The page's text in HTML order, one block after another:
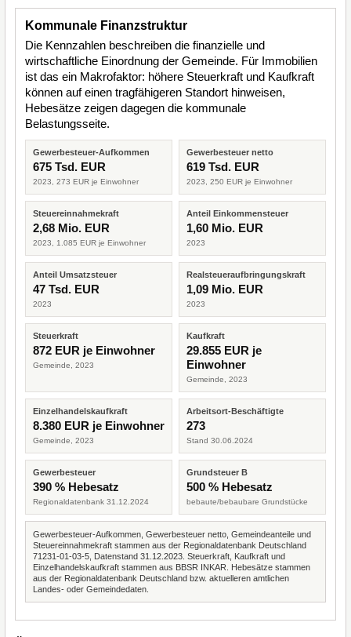
Kommunale Finanzstruktur
Die Kennzahlen beschreiben die finanzielle und
wirtschaftliche Einordnung der Gemeinde. Für Immobilien
ist das ein Makrofaktor: höhere Steuerkraft und Kaufkraft
können auf einen tragfähigeren Standort hinweisen,
Hebesätze zeigen dagegen die kommunale
Belastungsseite.
Gewerbesteuer-Aufkommen
675 Tsd. EUR
2023, 273 EUR je Einwohner
Gewerbesteuer netto
619 Tsd. EUR
2023, 250 EUR je Einwohner
Steuereinnahmekraft
2,68 Mio. EUR
2023, 1.085 EUR je Einwohner
Anteil Einkommensteuer
1,60 Mio. EUR
2023
Anteil Umsatzsteuer
47 Tsd. EUR
2023
Realsteueraufbringungskraft
1,09 Mio. EUR
2023
Steuerkraft
872 EUR je Einwohner
Gemeinde, 2023
Kaufkraft
29.855 EUR je
Einwohner
Gemeinde, 2023
Einzelhandelskaufkraft
8.380 EUR je Einwohner
Gemeinde, 2023
Arbeitsort-Beschäftigte
273
Stand 30.06.2024
Gewerbesteuer
390 % Hebesatz
Regionaldatenbank 31.12.2024
Grundsteuer B
500 % Hebesatz
bebaute/bebaubare Grundstücke
Gewerbesteuer-Aufkommen, Gewerbesteuer netto, Gemeindeanteile und
Steuereinnahmekraft stammen aus der Regionaldatenbank Deutschland
71231-01-03-5, Datenstand 31.12.2023. Steuerkraft, Kaufkraft und
Einzelhandelskaufkraft stammen aus BBSR INKAR. Hebesätze stammen
aus der Regionaldatenbank Deutschland bzw. aktuelleren amtlichen
Landes- oder Gemeindedaten.